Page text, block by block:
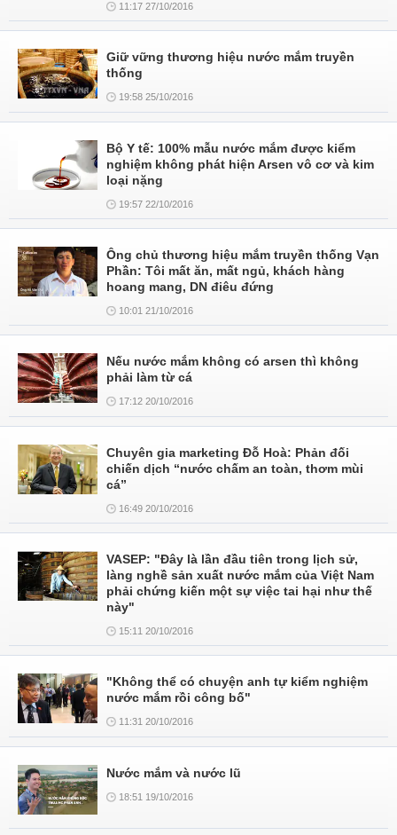
11:17 27/10/2016
Giữ vững thương hiệu nước mắm truyền
thống
19:58 25/10/2016
Bộ Y tế: 100% mẫu nước mắm được kiểm
nghiệm không phát hiện Arsen vô cơ và kim
loại nặng
19:57 22/10/2016
Ông chủ thương hiệu mắm truyền thống Vạn
Phần: Tôi mất ăn, mất ngủ, khách hàng
hoang mang, DN điêu đứng
10:01 21/10/2016
Nếu nước mắm không có arsen thì không
phải làm từ cá
17:12 20/10/2016
Chuyên gia marketing Đỗ Hoà: Phản đối
chiến dịch “nước chấm an toàn, thơm mùi
cá”
16:49 20/10/2016
VASEP: "Đây là lần đầu tiên trong lịch sử,
làng nghề sản xuất nước mắm của Việt Nam
phải chứng kiến một sự việc tai hại như thế
này"
15:11 20/10/2016
"Không thể có chuyện anh tự kiểm nghiệm
nước mắm rồi công bố"
11:31 20/10/2016
Nước mắm và nước lũ
18:51 19/10/2016